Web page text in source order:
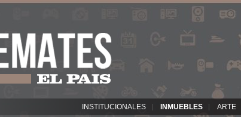
INSTITUCIONALES INMUEBLES ARTE